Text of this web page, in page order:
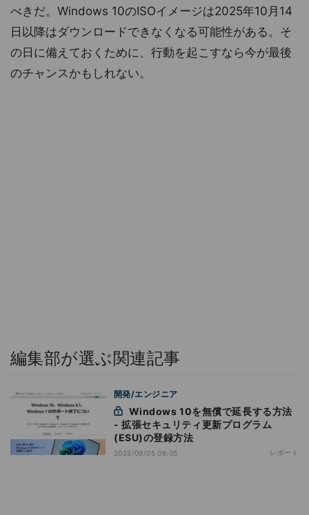
べきだ。Windows 10のISOイメージは2025年10月14
日以降はダウンロードできなくなる可能性がある。そ
の日に備えておくために、行動を起こすなら今が最後
のチャンスかもしれない。
編集部が選ぶ関連記事
開発/エンジニア
- 拡張セキュリティ更新プログラム
(ESU)の登録方法
2025/09/05 09:05 レポート